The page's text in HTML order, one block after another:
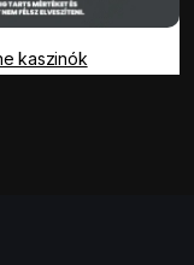
kaszinók